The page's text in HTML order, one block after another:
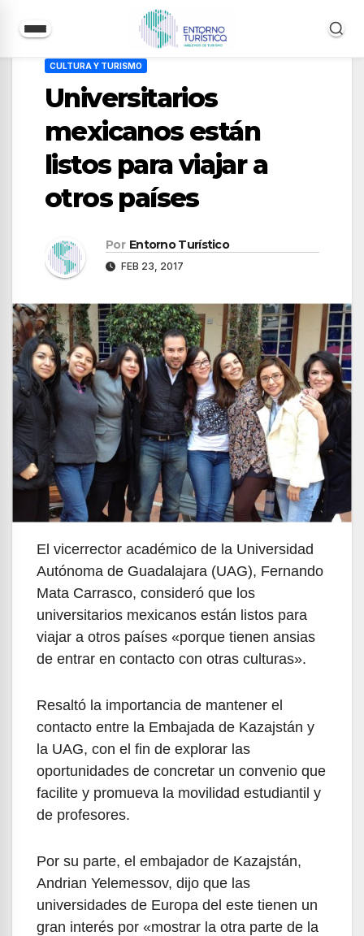
contenido
CULTURA Y TURISMO
Universitarios
mexicanos están
listos para viajar a
otros países
Por Entorno Turístico
FEB 23, 2017
El vicerrector académico de la Universidad
Autónoma de Guadalajara (UAG), Fernando
Mata Carrasco, consideró que los
universitarios mexicanos están listos para
viajar a otros países «porque tienen ansias
de entrar en contacto con otras culturas».
Resaltó la importancia de mantener el
contacto entre la Embajada de Kazajstán y
la UAG, con el fin de explorar las
oportunidades de concretar un convenio que
facilite y promueva la movilidad estudiantil y
de profesores.
Por su parte, el embajador de Kazajstán,
Andrian Yelemessov, dijo que las
universidades de Europa del este tienen un
gran interés por «mostrar la otra parte de la